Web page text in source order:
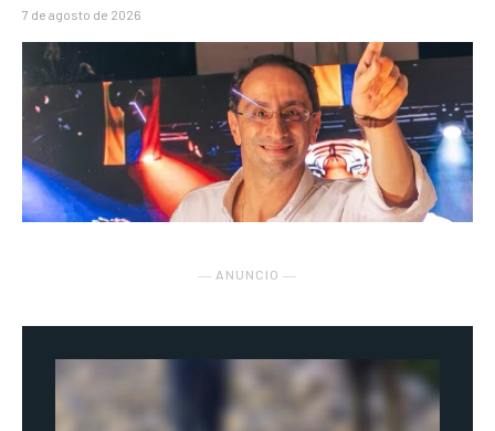
7 de agosto de 2026
― ANUNCIO ―